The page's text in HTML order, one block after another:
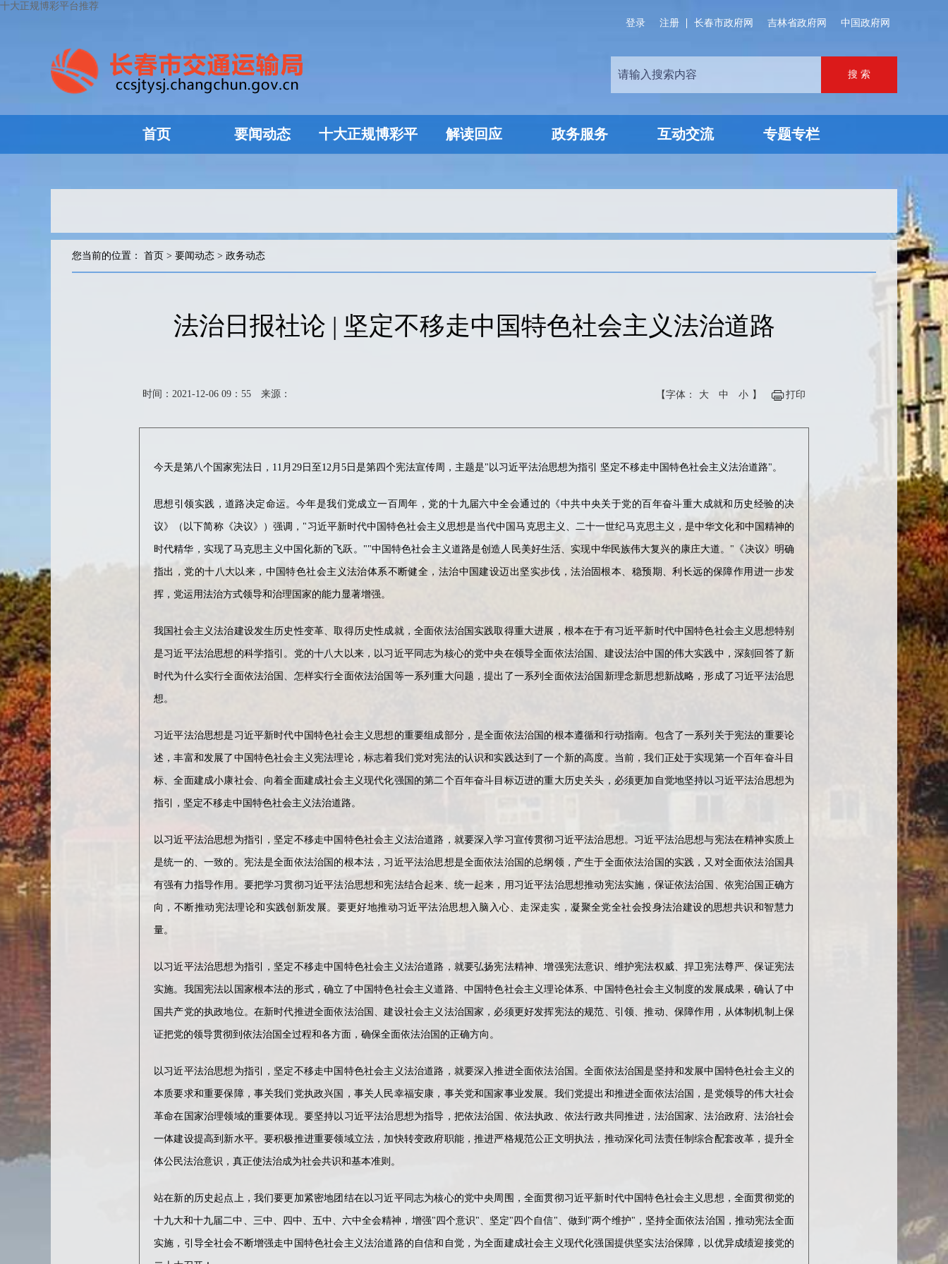
十大正规博彩平台推荐
中国政府网
吉林省政府网
长春市政府网
注册
登录
首页 要闻动态 十大正规博彩平 解读回应 政务服务 互动交流 专题专栏
您当前的位置： 首页 > 要闻动态 > 政务动态
法治日报社论 | 坚定不移走中国特色社会主义法治道路
时间：2021-12-06 09：55 来源： 【字体： 大 中 小 】 打印
今天是第八个国家宪法日，11月29日至12月5日是第四个宪法宣传周，主题是"以习近平法治思想为指引 坚定不移走中国特色社会主义法治道路"。
思想引领实践，道路决定命运。今年是我们党成立一百周年，党的十九届六中全会通过的《中共中央关于党的百年奋斗重大成就和历史经验的决
议》（以下简称《决议》）强调，"习近平新时代中国特色社会主义思想是当代中国马克思主义、二十一世纪马克思主义，是中华文化和中国精神的
时代精华，实现了马克思主义中国化新的飞跃。""中国特色社会主义道路是创造人民美好生活、实现中华民族伟大复兴的康庄大道。"《决议》明确
指出，党的十八大以来，中国特色社会主义法治体系不断健全，法治中国建设迈出坚实步伐，法治固根本、稳预期、利长远的保障作用进一步发
挥，党运用法治方式领导和治理国家的能力显著增强。
我国社会主义法治建设发生历史性变革、取得历史性成就，全面依法治国实践取得重大进展，根本在于有习近平新时代中国特色社会主义思想特别
是习近平法治思想的科学指引。党的十八大以来，以习近平同志为核心的党中央在领导全面依法治国、建设法治中国的伟大实践中，深刻回答了新
时代为什么实行全面依法治国、怎样实行全面依法治国等一系列重大问题，提出了一系列全面依法治国新理念新思想新战略，形成了习近平法治思
想。
习近平法治思想是习近平新时代中国特色社会主义思想的重要组成部分，是全面依法治国的根本遵循和行动指南。包含了一系列关于宪法的重要论
述，丰富和发展了中国特色社会主义宪法理论，标志着我们党对宪法的认识和实践达到了一个新的高度。当前，我们正处于实现第一个百年奋斗目
标、全面建成小康社会、向着全面建成社会主义现代化强国的第二个百年奋斗目标迈进的重大历史关头，必须更加自觉地坚持以习近平法治思想为
指引，坚定不移走中国特色社会主义法治道路。
以习近平法治思想为指引，坚定不移走中国特色社会主义法治道路，就要深入学习宣传贯彻习近平法治思想。习近平法治思想与宪法在精神实质上
是统一的、一致的。宪法是全面依法治国的根本法，习近平法治思想是全面依法治国的总纲领，产生于全面依法治国的实践，又对全面依法治国具
有强有力指导作用。要把学习贯彻习近平法治思想和宪法结合起来、统一起来，用习近平法治思想推动宪法实施，保证依法治国、依宪治国正确方
向，不断推动宪法理论和实践创新发展。要更好地推动习近平法治思想入脑入心、走深走实，凝聚全党全社会投身法治建设的思想共识和智慧力
量。
以习近平法治思想为指引，坚定不移走中国特色社会主义法治道路，就要弘扬宪法精神、增强宪法意识、维护宪法权威、捍卫宪法尊严、保证宪法
实施。我国宪法以国家根本法的形式，确立了中国特色社会主义道路、中国特色社会主义理论体系、中国特色社会主义制度的发展成果，确认了中
国共产党的执政地位。在新时代推进全面依法治国、建设社会主义法治国家，必须更好发挥宪法的规范、引领、推动、保障作用，从体制机制上保
证把党的领导贯彻到依法治国全过程和各方面，确保全面依法治国的正确方向。
以习近平法治思想为指引，坚定不移走中国特色社会主义法治道路，就要深入推进全面依法治国。全面依法治国是坚持和发展中国特色社会主义的
本质要求和重要保障，事关我们党执政兴国，事关人民幸福安康，事关党和国家事业发展。我们党提出和推进全面依法治国，是党领导的伟大社会
革命在国家治理领域的重要体现。要坚持以习近平法治思想为指导，把依法治国、依法执政、依法行政共同推进，法治国家、法治政府、法治社会
一体建设提高到新水平。要积极推进重要领域立法，加快转变政府职能，推进严格规范公正文明执法，推动深化司法责任制综合配套改革，提升全
体公民法治意识，真正使法治成为社会共识和基本准则。
站在新的历史起点上，我们要更加紧密地团结在以习近平同志为核心的党中央周围，全面贯彻习近平新时代中国特色社会主义思想，全面贯彻党的
十九大和十九届二中、三中、四中、五中、六中全会精神，增强"四个意识"、坚定"四个自信"、做到"两个维护"，坚持全面依法治国，推动宪法全面
实施，引导全社会不断增强走中国特色社会主义法治道路的自信和自觉，为全面建成社会主义现代化强国提供坚实法治保障，以优异成绩迎接党的